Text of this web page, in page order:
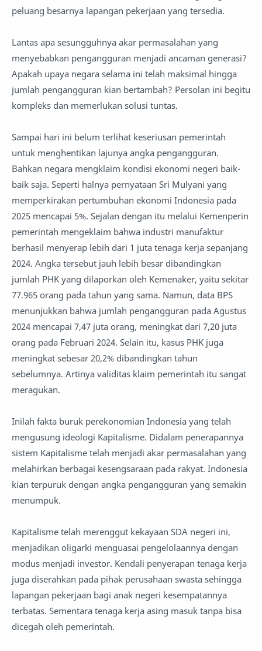
peluang besarnya lapangan pekerjaan yang tersedia.
Lantas apa sesungguhnya akar permasalahan yang
menyebabkan pengangguran menjadi ancaman generasi?
Apakah upaya negara selama ini telah maksimal hingga
jumlah pengangguran kian bertambah? Persolan ini begitu
kompleks dan memerlukan solusi tuntas.
Sampai hari ini belum terlihat keseriusan pemerintah
untuk menghentikan lajunya angka pengangguran.
Bahkan negara mengklaim kondisi ekonomi negeri baik-
baik saja. Seperti halnya pernyataan Sri Mulyani yang
memperkirakan pertumbuhan ekonomi Indonesia pada
2025 mencapai 5%. Sejalan dengan itu melalui Kemenperin
pemerintah mengeklaim bahwa industri manufaktur
berhasil menyerap lebih dari 1 juta tenaga kerja sepanjang
2024. Angka tersebut jauh lebih besar dibandingkan
jumlah PHK yang dilaporkan oleh Kemenaker, yaitu sekitar
77.965 orang pada tahun yang sama. Namun, data BPS
menunjukkan bahwa jumlah pengangguran pada Agustus
2024 mencapai 7,47 juta orang, meningkat dari 7,20 juta
orang pada Februari 2024. Selain itu, kasus PHK juga
meningkat sebesar 20,2% dibandingkan tahun
sebelumnya. Artinya validitas klaim pemerintah itu sangat
meragukan.
Inilah fakta buruk perekonomian Indonesia yang telah
mengusung ideologi Kapitalisme. Didalam penerapannya
sistem Kapitalisme telah menjadi akar permasalahan yang
melahirkan berbagai kesengsaraan pada rakyat. Indonesia
kian terpuruk dengan angka pengangguran yang semakin
menumpuk.
Kapitalisme telah merenggut kekayaan SDA negeri ini,
menjadikan oligarki menguasai pengelolaannya dengan
modus menjadi investor. Kendali penyerapan tenaga kerja
juga diserahkan pada pihak perusahaan swasta sehingga
lapangan pekerjaan bagi anak negeri kesempatannya
terbatas. Sementara tenaga kerja asing masuk tanpa bisa
dicegah oleh pemerintah.